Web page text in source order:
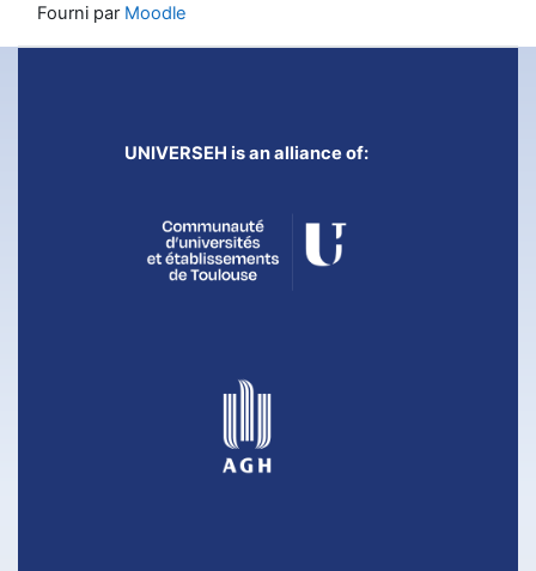
Fourni par Moodle
UNIVERSEH is an alliance of: